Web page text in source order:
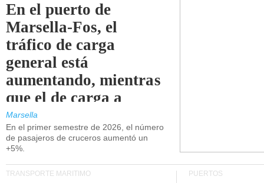
En el puerto de
Marsella-Fos, el
tráfico de carga
general está
aumentando, mientras
que el de carga a
granel está
disminuyendo.
Marsella
En el primer semestre de 2026, el número
de pasajeros de cruceros aumentó un
+5%.
TRANSPORTE MARÍTIMO PUERTOS